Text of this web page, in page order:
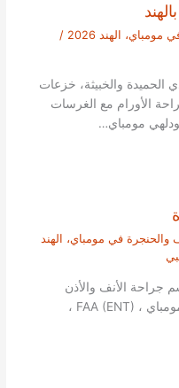
الهند 2026
/
والخبيثة، خزعات
الأورام مع الغرسات
مومباي…
والحنجرة في مومباي، الهند
جراحة الأنف والأذن
والحنجرة ماجستير (ENT) ، جامعة مومباي ، FAA (ENT) ،